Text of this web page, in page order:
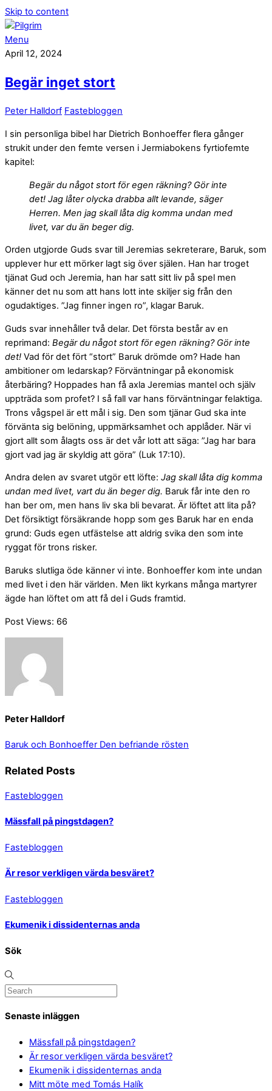
Skip to content
Menu
April 12, 2024
Begär inget stort
Peter Halldorf Fastebloggen
I sin personliga bibel har Dietrich Bonhoeffer flera gånger
strukit under den femte versen i Jermiabokens fyrtiofemte
kapitel:
Begär du något stort för egen räkning? Gör inte
det! Jag låter olycka drabba allt levande, säger
Herren. Men jag skall låta dig komma undan med
livet, var du än beger dig.
Orden utgjorde Guds svar till Jeremias sekreterare, Baruk, som
upplever hur ett mörker lagt sig över själen. Han har troget
tjänat Gud och Jeremia, han har satt sitt liv på spel men
känner det nu som att hans lott inte skiljer sig från den
ogudaktiges. ”Jag finner ingen ro”, klagar Baruk.
Guds svar innehåller två delar. Det första består av en
reprimand: Begär du något stort för egen räkning? Gör inte
det! Vad för det fört “stort” Baruk drömde om? Hade han
ambitioner om ledarskap? Förväntningar på ekonomisk
återbäring? Hoppades han få axla Jeremias mantel och själv
uppträda som profet? I så fall var hans förväntningar felaktiga.
Trons vågspel är ett mål i sig. Den som tjänar Gud ska inte
förvänta sig belöning, uppmärksamhet och applåder. När vi
gjort allt som ålagts oss är det vår lott att säga: ”Jag har bara
gjort vad jag är skyldig att göra” (Luk 17:10).
Andra delen av svaret utgör ett löfte: Jag skall låta dig komma
undan med livet, vart du än beger dig. Baruk får inte den ro
han ber om, men hans liv ska bli bevarat. Är löftet att lita på?
Det försiktigt försäkrande hopp som ges Baruk har en enda
grund: Guds egen utfästelse att aldrig svika den som inte
ryggat för trons risker.
Baruks slutliga öde känner vi inte. Bonhoeffer kom inte undan
med livet i den här världen. Men likt kyrkans många martyrer
ägde han löftet om att få del i Guds framtid.
Post Views: 66
Peter Halldorf
Baruk och Bonhoeffer Den befriande rösten
Related Posts
Fastebloggen
Mässfall på pingstdagen?
Fastebloggen
Är resor verkligen värda besväret?
Fastebloggen
Ekumenik i dissidenternas anda
Sök
Senaste inläggen
Mässfall på pingstdagen?
Är resor verkligen värda besväret?
Ekumenik i dissidenternas anda
Mitt möte med Tomás Halík